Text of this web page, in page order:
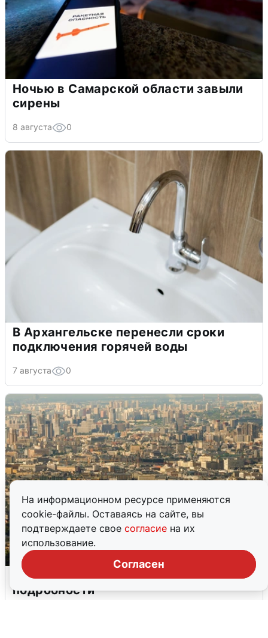
На информационном ресурсе применяются
cookie-файлы. Оставаясь на сайте, вы
подтверждаете свое согласие на их
использование.
Согласен
Ночью в Самарской области завыли
сирены
8 августа 0
В Архангельске перенесли сроки
подключения горячей воды
7 августа 0
Москвичи услышали грохот в небе:
подробности